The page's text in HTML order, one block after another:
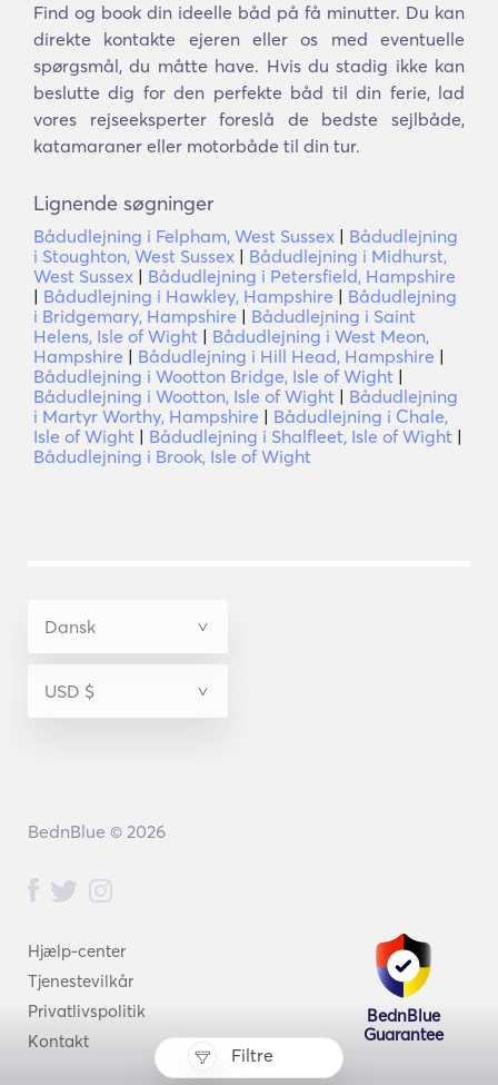
Filtre
Find og book din ideelle båd på få minutter. Du kan
direkte kontakte ejeren eller os med eventuelle
spørgsmål, du måtte have. Hvis du stadig ikke kan
beslutte dig for den perfekte båd til din ferie, lad
vores rejseeksperter foreslå de bedste sejlbåde,
katamaraner eller motorbåde til din tur.
Lignende søgninger
Bådudlejning i Felpham, West Sussex | Bådudlejning
i Stoughton, West Sussex | Bådudlejning i Midhurst,
West Sussex | Bådudlejning i Petersfield, Hampshire
| Bådudlejning i Hawkley, Hampshire | Bådudlejning
i Bridgemary, Hampshire | Bådudlejning i Saint
Helens, Isle of Wight | Bådudlejning i West Meon,
Hampshire | Bådudlejning i Hill Head, Hampshire |
Bådudlejning i Wootton Bridge, Isle of Wight |
Bådudlejning i Wootton, Isle of Wight | Bådudlejning
i Martyr Worthy, Hampshire | Bådudlejning i Chale,
Isle of Wight | Bådudlejning i Shalfleet, Isle of Wight |
Bådudlejning i Brook, Isle of Wight
Hjælp-center
Tjenestevilkår
Privatlivspolitik
Kontakt
BednBlue
Guarantee
BednBlue © 2026